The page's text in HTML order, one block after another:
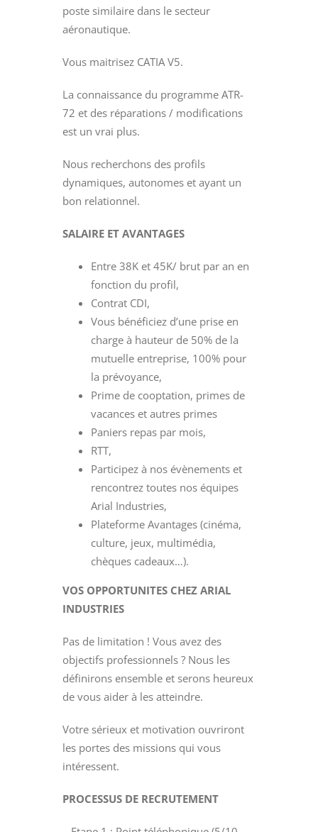
poste similaire dans le secteur
aéronautique.
Vous maitrisez CATIA V5.
La connaissance du programme ATR-
72 et des réparations / modifications
est un vrai plus.
Nous recherchons des profils
dynamiques, autonomes et ayant un
bon relationnel.
SALAIRE ET AVANTAGES
Entre 38K et 45K/ brut par an en
fonction du profil,
Contrat CDI,
Vous bénéficiez d’une prise en
charge à hauteur de 50% de la
mutuelle entreprise, 100% pour
la prévoyance,
Prime de cooptation, primes de
vacances et autres primes
Paniers repas par mois,
RTT,
Participez à nos évènements et
rencontrez toutes nos équipes
Arial Industries,
Plateforme Avantages (cinéma,
culture, jeux, multimédia,
chèques cadeaux…).
VOS OPPORTUNITES CHEZ ARIAL
INDUSTRIES
Pas de limitation ! Vous avez des
objectifs professionnels ? Nous les
définirons ensemble et serons heureux
de vous aider à les atteindre.
Votre sérieux et motivation ouvriront
les portes des missions qui vous
intéressent.
PROCESSUS DE RECRUTEMENT